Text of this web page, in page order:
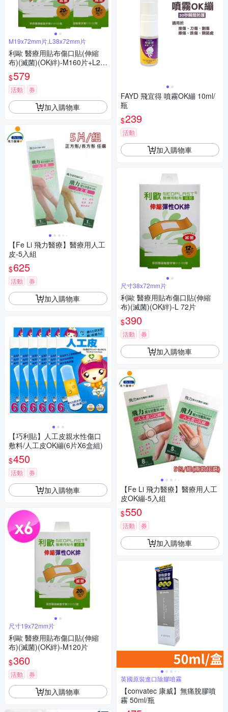
M19x72mm片,L38x72mm片
利歐 醫療用貼布傷口貼(伸縮
布)(滅菌)(OK絆)-M160片+L24
片
$579
活動 券
加入購物車
【Fe Li 飛力醫療】醫療用人工
皮-5入組
$625
活動 券
加入購物車
【巧利貼】人工皮親水性傷口
敷料/人工皮OK繃(6片X6盒組)
$450
活動 券
加入購物車
尺寸19x72mm片
利歐 醫療用貼布傷口貼(伸縮
布)(滅菌)(OK絆)-M120片
$360
活動 券
加入購物車
FAYD 飛宜得 噴霧OK繃 10ml/
瓶
$239
活動
加入購物車
尺寸38x72mm片
利歐 醫療用貼布傷口貼(伸縮
布)(滅菌)(OK絆)-L 72片
$390
活動 券
加入購物車
【Fe Li 飛力醫療】醫療用人工
皮OK繃-5入組
$550
活動 券
加入購物車
英國原裝進口除膠噴霧
【convatec 康威】無痛脫膠噴
霧 50ml/瓶